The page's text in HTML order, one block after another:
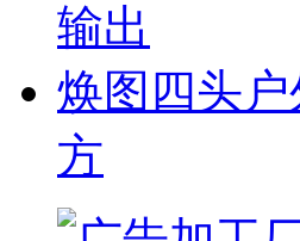
输出
焕图四头
方